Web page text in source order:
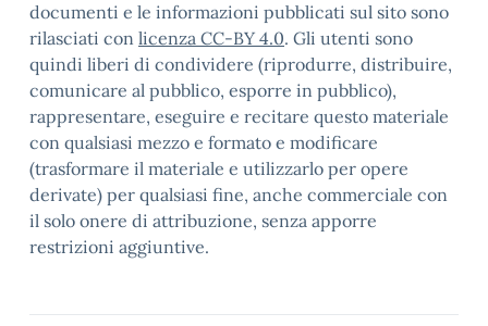
documenti e le informazioni pubblicati sul sito sono
rilasciati con licenza CC-BY 4.0. Gli utenti sono
quindi liberi di condividere (riprodurre, distribuire,
comunicare al pubblico, esporre in pubblico),
rappresentare, eseguire e recitare questo materiale
con qualsiasi mezzo e formato e modificare
(trasformare il materiale e utilizzarlo per opere
derivate) per qualsiasi fine, anche commerciale con
il solo onere di attribuzione, senza apporre
restrizioni aggiuntive.